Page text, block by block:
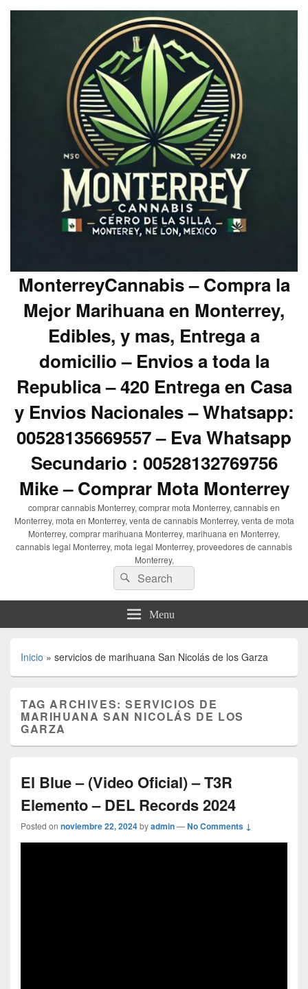
MonterreyCannabis – Compra la
Mejor Marihuana en Monterrey,
Edibles, y mas, Entrega a
domicilio – Envios a toda la
Republica – 420 Entrega en Casa
y Envios Nacionales – Whatsapp:
00528135669557 – Eva Whatsapp
Secundario : 00528132769756
Mike – Comprar Mota Monterrey
comprar cannabis Monterrey, comprar mota Monterrey, cannabis en
Monterrey, mota en Monterrey, venta de cannabis Monterrey, venta de mota
Monterrey, comprar marihuana Monterrey, marihuana en Monterrey,
cannabis legal Monterrey, mota legal Monterrey, proveedores de cannabis
Monterrey,
Search
for:
Search
Menu
Inicio » servicios de marihuana San Nicolás de los Garza
TAG ARCHIVES:SERVICIOS DE
MARIHUANA SAN NICOLÁS DE LOS
GARZA
El Blue – (Video Oficial) – T3R
Elemento – DEL Records 2024
Posted on noviembre 22, 2024byadmin—No Comments ↓